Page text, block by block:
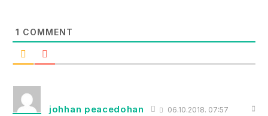
1 COMMENT
johhan peacedohan 06.10.2018. 07:57